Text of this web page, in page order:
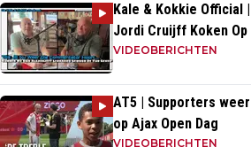
Kale & Kokkie Official
Jordi Cruijff Koken
VIDEOBERICHTEN
AT5 | Supporters
op Ajax Open Dag
VIDEOBERICHTEN